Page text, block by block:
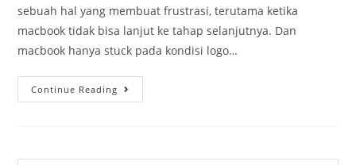
sebuah hal yang membuat frustrasi, terutama ketika
macbook tidak bisa lanjut ke tahap selanjutnya. Dan
macbook hanya stuck pada kondisi logo…
Continue Reading